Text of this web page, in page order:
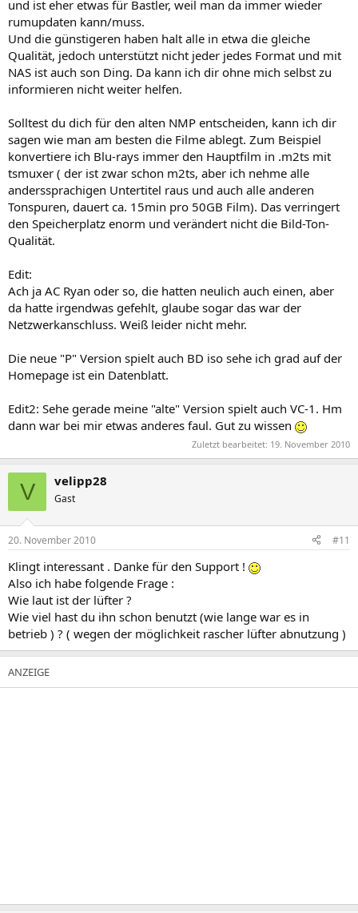
und ist eher etwas für Bastler, weil man da immer wieder
rumupdaten kann/muss.
Und die günstigeren haben halt alle in etwa die gleiche
Qualität, jedoch unterstützt nicht jeder jedes Format und mit
NAS ist auch son Ding. Da kann ich dir ohne mich selbst zu
informieren nicht weiter helfen.
Solltest du dich für den alten NMP entscheiden, kann ich dir
sagen wie man am besten die Filme ablegt. Zum Beispiel
konvertiere ich Blu-rays immer den Hauptfilm in .m2ts mit
tsmuxer ( der ist zwar schon m2ts, aber ich nehme alle
anderssprachigen Untertitel raus und auch alle anderen
Tonspuren, dauert ca. 15min pro 50GB Film). Das verringert
den Speicherplatz enorm und verändert nicht die Bild-Ton-
Qualität.
Edit:
Ach ja AC Ryan oder so, die hatten neulich auch einen, aber
da hatte irgendwas gefehlt, glaube sogar das war der
Netzwerkanschluss. Weiß leider nicht mehr.
Die neue "P" Version spielt auch BD iso sehe ich grad auf der
Homepage ist ein Datenblatt.
Edit2: Sehe gerade meine "alte" Version spielt auch VC-1. Hm
dann war bei mir etwas anderes faul. Gut zu wissen
Zuletzt bearbeitet: 19. November 2010
V velipp28
Gast
20. November 2010 #11
Klingt interessant . Danke für den Support !
Also ich habe folgende Frage :
Wie laut ist der lüfter ?
Wie viel hast du ihn schon benutzt (wie lange war es in
betrieb ) ? ( wegen der möglichkeit rascher lüfter abnutzung )